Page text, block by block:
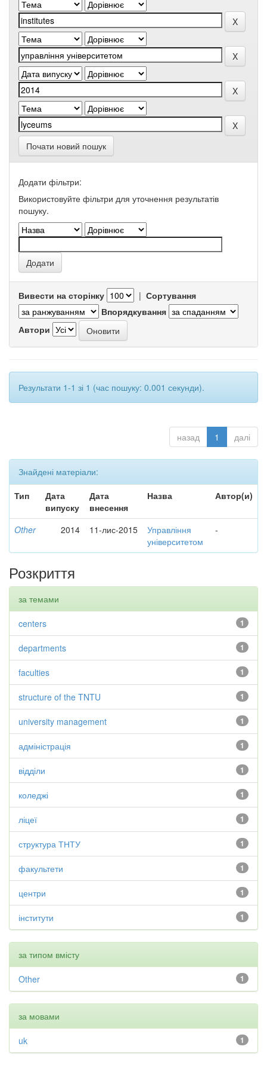
Почати новий пошук
Додати фільтри:
Використовуйте фільтри для уточнення результатів
пошуку.
Вивести на сторінку | Сортування
Впорядкування
Автори
Результати 1-1 зі 1 (час пошуку: 0.001 секунди).
назад 1 далі
Знайдені матеріали:
Тип
Дата
випуску
Дата
внесення
Назва Автор(и)
Other 2014 11-лис-2015
Управління
університетом
-
Розкриття
за темами
1
centers
1
departments
1
faculties
1
structure of the TNTU
1
university management
1
адміністрація
1
відділи
1
коледжі
1
ліцеї
1
структура ТНТУ
1
факультети
1
центри
1
інститути
за типом вмісту
1
Other
за мовами
1
uk